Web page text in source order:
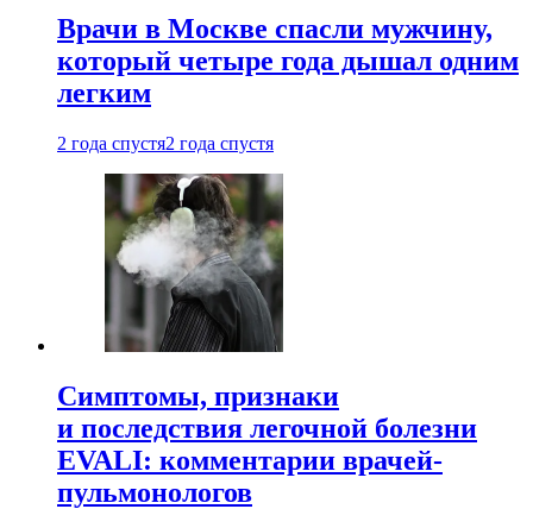
Врачи в Москве спасли мужчину,
который четыре года дышал одним
легким
2 года спустя2 года спустя
Симптомы, признаки
и последствия легочной болезни
EVALI: комментарии врачей-
пульмонологов